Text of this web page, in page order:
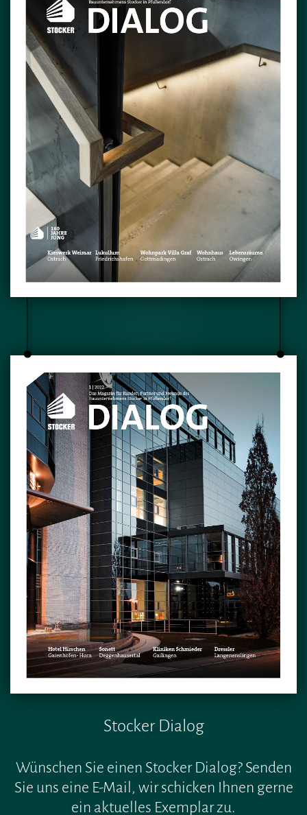
Stocker Dialog
Wünschen Sie einen Stocker Dialog? Senden
Sie uns eine E-Mail, wir schicken Ihnen gerne
ein aktuelles Exemplar zu.